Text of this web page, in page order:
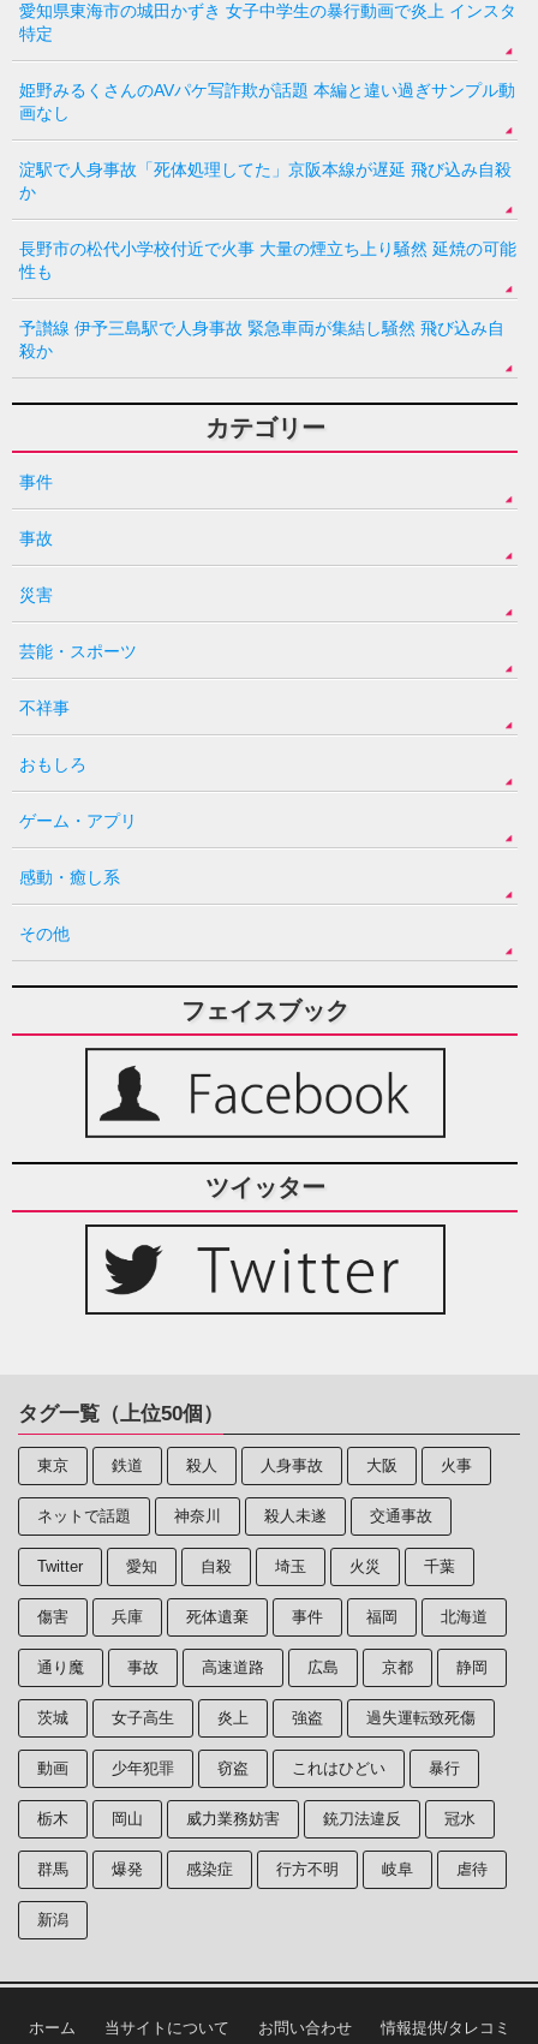
愛知県東海市の城田かずき 女子中学生の暴行動画で炎上 インスタ
特定
姫野みるくさんのAVパケ写詐欺が話題 本編と違い過ぎサンプル動
画なし
淀駅で人身事故「死体処理してた」京阪本線が遅延 飛び込み自殺
か
長野市の松代小学校付近で火事 大量の煙立ち上り騒然 延焼の可能
性も
予讃線 伊予三島駅で人身事故 緊急車両が集結し騒然 飛び込み自
殺か
カテゴリー
事件
事故
災害
芸能・スポーツ
不祥事
おもしろ
ゲーム・アプリ
感動・癒し系
その他
フェイスブック
ツイッター
タグ一覧（上位50個）
東京 鉄道 殺人 人身事故 大阪 火事
ネットで話題 神奈川 殺人未遂 交通事故
Twitter 愛知 自殺 埼玉 火災 千葉
傷害 兵庫 死体遺棄 事件 福岡 北海道
通り魔 事故 高速道路 広島 京都 静岡
茨城 女子高生 炎上 強盗 過失運転致死傷
動画 少年犯罪 窃盗 これはひどい 暴行
栃木 岡山 威力業務妨害 銃刀法違反 冠水
群馬 爆発 感染症 行方不明 岐阜 虐待
新潟
ホーム 当サイトについて お問い合わせ 情報提供/タレコミ